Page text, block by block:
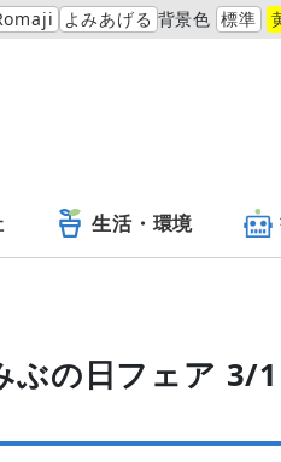
よみあげる 背景色 標準
生活・環境
の日フェア 3/1